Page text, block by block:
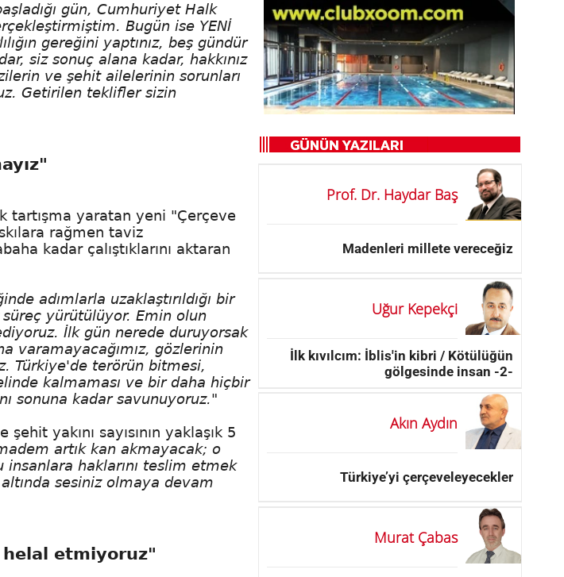
gün, Cumhuriyet Halk
Bugün ise YENİ
gereğini yaptınız, beş gündür
siz sonuç alana kadar, hakkınız
ve şehit ailelerinin sorunları
Getirilen teklifler sizin
tartışma yaratan yeni "Çerçeve
rağmen taviz
kadar çalıştıklarını aktaran
adımlarla uzaklaştırıldığı bir
yürütülüyor. Emin olun
İlk gün nerede duruyorsak
varamayacağımız, gözlerinin
Türkiye'de terörün bitmesi,
kalmaması ve bir daha hiçbir
sonuna kadar savunuyoruz."
yakını sayısının yaklaşık 5
artık kan akmayacak; o
insanlara haklarını teslim etmek
sesiniz olmaya devam
helal etmiyoruz"
Prof. Dr. Haydar Baş
Madenleri millete vereceğiz
Uğur Kepekçi
İlk kıvılcım: İblis'in kibri / Kötülüğün
gölgesinde insan -2-
Akın Aydın
Türkiye’yi çerçeveleyecekler
Murat Çabas